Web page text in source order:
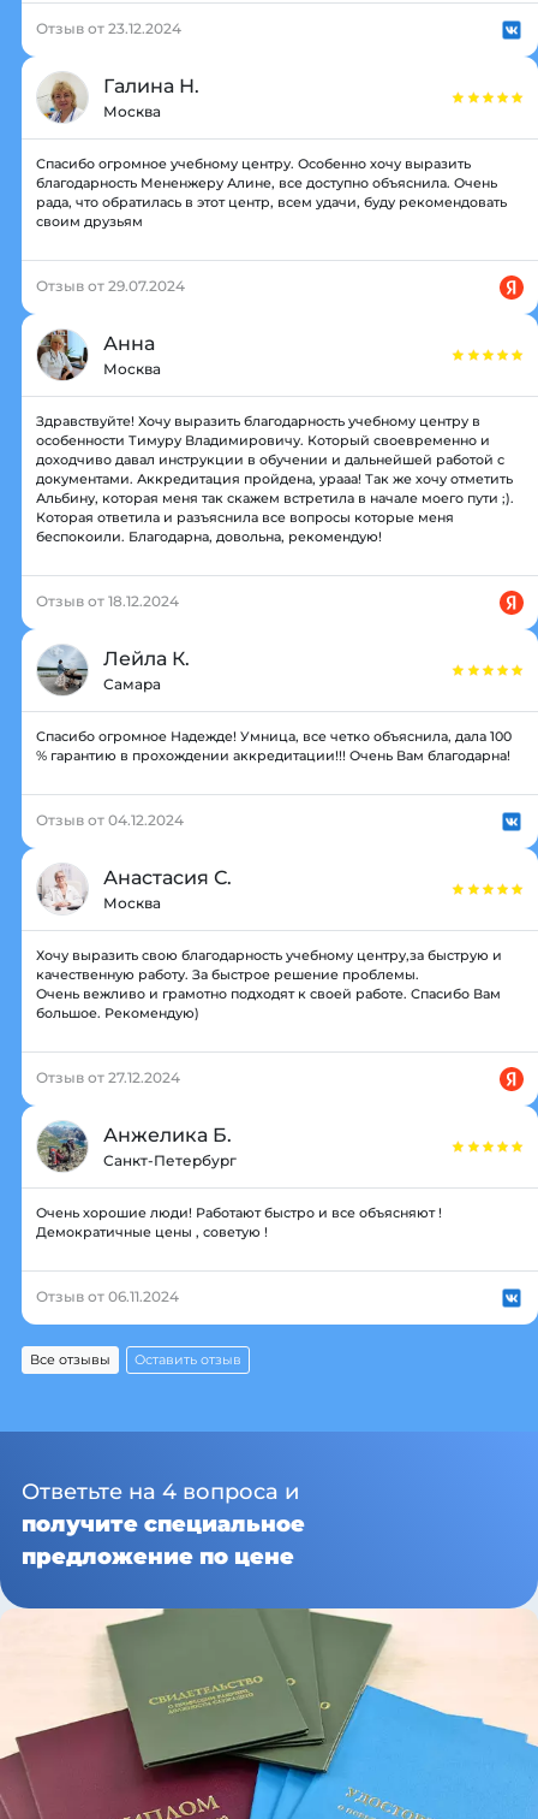
Отзыв от 23.12.2024
Галина Н.
Москва
Спасибо огромное учебному центру. Особенно хочу выразить
благодарность Мененжеру Алине, все доступно объяснила. Очень
рада, что обратилась в этот центр, всем удачи, буду рекомендовать
своим друзьям
Отзыв от 29.07.2024
Анна
Москва
Здравствуйте! Хочу выразить благодарность учебному центру в
особенности Тимуру Владимировичу. Который своевременно и
доходчиво давал инструкции в обучении и дальнейшей работой с
документами. Аккредитация пройдена, урааа! Так же хочу отметить
Альбину, которая меня так скажем встретила в начале моего пути ;).
Которая ответила и разъяснила все вопросы которые меня
беспокоили. Благодарна, довольна, рекомендую!
Отзыв от 18.12.2024
Лейла К.
Самара
Спасибо огромное Надежде! Умница, все четко объяснила, дала 100
% гарантию в прохождении аккредитации!!! Очень Вам благодарна!
Отзыв от 04.12.2024
Анастасия С.
Москва
Хочу выразить свою благодарность учебному центру,за быструю и
качественную работу. За быстрое решение проблемы.
Очень вежливо и грамотно подходят к своей работе. Спасибо Вам
большое. Рекомендую)
Отзыв от 27.12.2024
Анжелика Б.
Санкт-Петербург
Очень хорошие люди! Работают быстро и все объясняют !
Демократичные цены , советую !
Отзыв от 06.11.2024
Все отзывы Оставить отзыв
Ответьте на 4 вопроса и
получите специальное
предложение по цене